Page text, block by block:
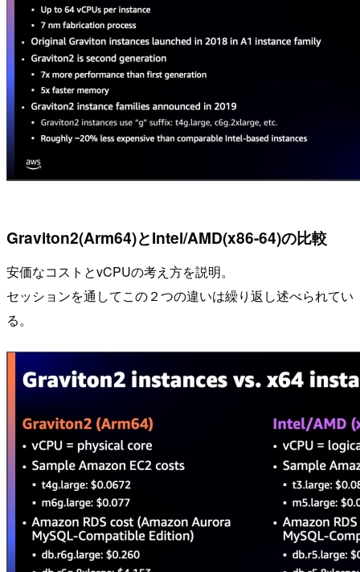
Graviton2(Arm64)とIntel/AMD(x86-64)の比較
安価なコストとvCPUの考え方を説明。
セッションを通してこの２つの違いは繰り返し述べられてい
る。